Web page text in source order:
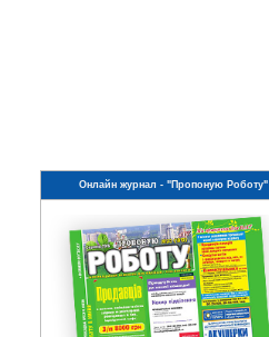
Онлайн журнал - "Пропоную Роботу"